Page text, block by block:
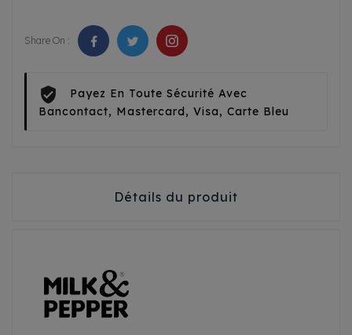
Share On :
Payez En Toute Sécurité Avec
Bancontact, Mastercard, Visa, Carte Bleu
Détails du produit